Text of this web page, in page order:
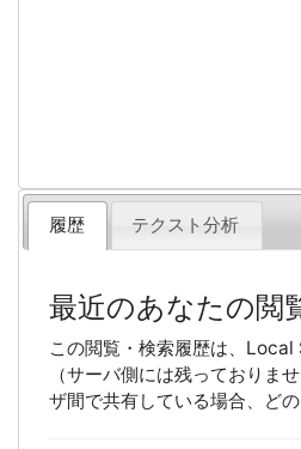
履歴 テクスト分析
最近のあなたの閲
この閲覧・検索履歴は、
（サーバ側には残っており
ザ間で共有している場合、ど